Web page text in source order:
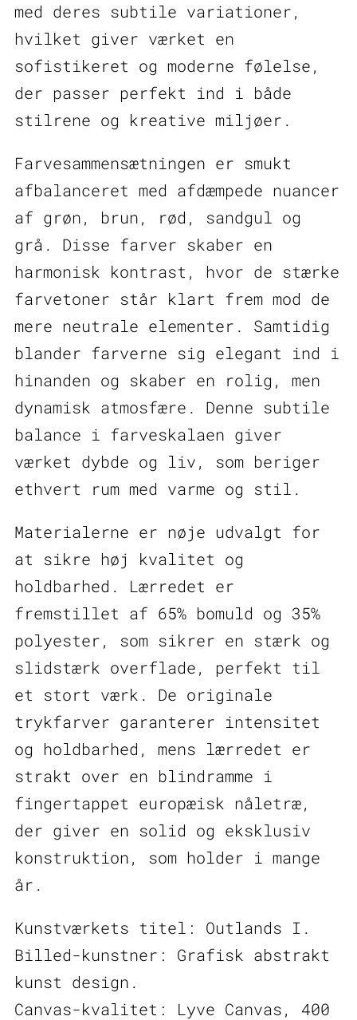
med deres subtile variationer,
hvilket giver værket en
sofistikeret og moderne følelse,
der passer perfekt ind i både
stilrene og kreative miljøer.
Farvesammensætningen er smukt
afbalanceret med afdæmpede nuancer
af grøn, brun, rød, sandgul og
grå. Disse farver skaber en
harmonisk kontrast, hvor de stærke
farvetoner står klart frem mod de
mere neutrale elementer. Samtidig
blander farverne sig elegant ind i
hinanden og skaber en rolig, men
dynamisk atmosfære. Denne subtile
balance i farveskalaen giver
værket dybde og liv, som beriger
ethvert rum med varme og stil.
Materialerne er nøje udvalgt for
at sikre høj kvalitet og
holdbarhed. Lærredet er
fremstillet af 65% bomuld og 35%
polyester, som sikrer en stærk og
slidstærk overflade, perfekt til
et stort værk. De originale
trykfarver garanterer intensitet
og holdbarhed, mens lærredet er
strakt over en blindramme i
fingertappet europæisk nåletræ,
der giver en solid og eksklusiv
konstruktion, som holder i mange
år.
Kunstværkets titel: Outlands I.
Billed-kunstner: Grafisk abstrakt
kunst design.
Canvas-kvalitet: Lyve Canvas, 400